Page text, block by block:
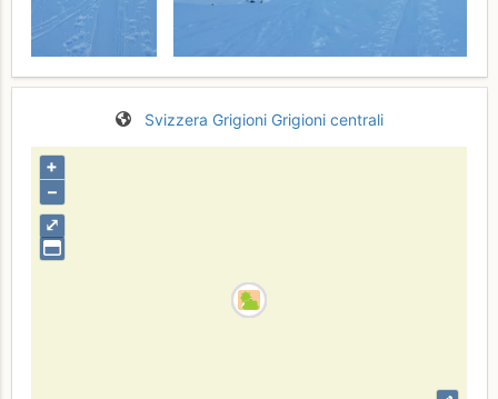
Svizzera Grigioni Grigioni centrali
⤢
+
–